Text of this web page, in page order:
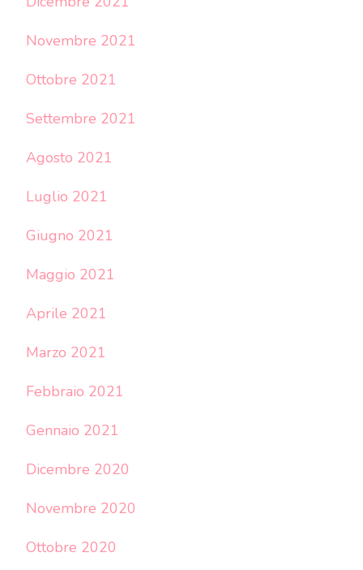
Novembre 2021
Ottobre 2021
Settembre 2021
Agosto 2021
Luglio 2021
Giugno 2021
Maggio 2021
Aprile 2021
Marzo 2021
Febbraio 2021
Gennaio 2021
Dicembre 2020
Novembre 2020
Ottobre 2020